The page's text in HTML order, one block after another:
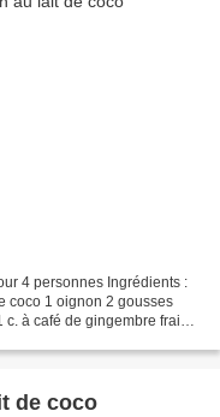
4 personnes Ingrédients :
coco 1 oignon 2 gousses
c. à café de gingembre frais
de coco